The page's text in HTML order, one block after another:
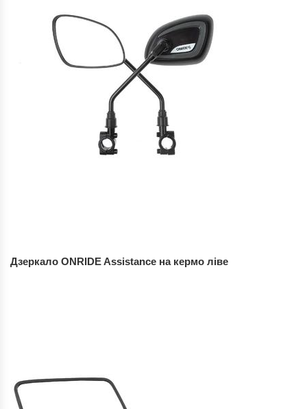
Дзеркало ONRIDE Assistance на кермо ліве